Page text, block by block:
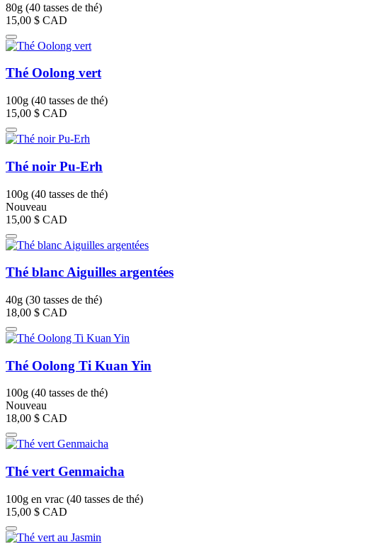
80g (40 tasses de thé)
15,00 $ CAD
Thé Oolong vert
100g (40 tasses de thé)
15,00 $ CAD
Thé noir Pu-Erh
100g (40 tasses de thé)
Nouveau
15,00 $ CAD
Thé blanc Aiguilles argentées
40g (30 tasses de thé)
18,00 $ CAD
Thé Oolong Ti Kuan Yin
100g (40 tasses de thé)
Nouveau
18,00 $ CAD
Thé vert Genmaicha
100g en vrac (40 tasses de thé)
15,00 $ CAD